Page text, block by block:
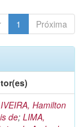
1 Próxima
Hamilton
de; LIMA,